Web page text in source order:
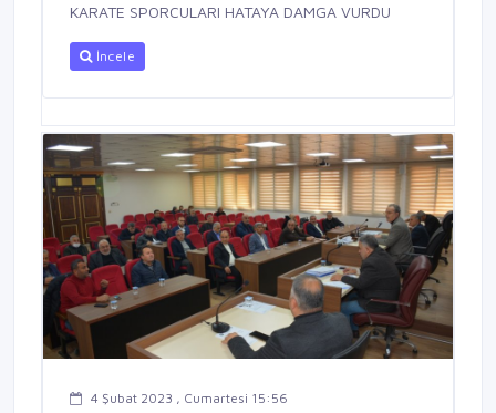
KARATE SPORCULARI HATAYA DAMGA VURDU
İncele
4 Şubat 2023 , Cumartesi 15:56